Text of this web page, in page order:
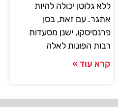
ללא גלוטן יכולה להיות
אתגר. עם זאת, בסן
פרנסיסקו, ישנן מסעדות
רבות הפונות לאלה
קרא עוד »